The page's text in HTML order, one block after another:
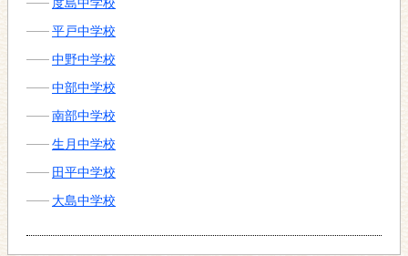
平戸中学校
中野中学校
中部中学校
南部中学校
生月中学校
田平中学校
大島中学校